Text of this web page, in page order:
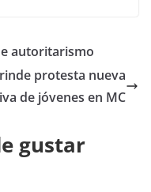
autoritarismo
protesta nueva
de jóvenes en MC
gustar